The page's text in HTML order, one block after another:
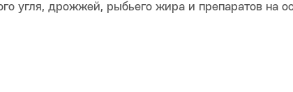
угля, дрожжей, рыбьего жира и препаратов на